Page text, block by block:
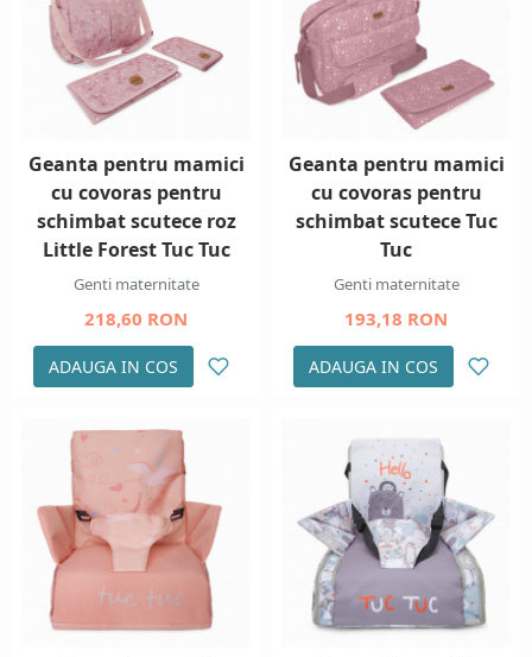
Geanta pentru mamici
cu covoras pentru
schimbat scutece roz
Little Forest Tuc Tuc
Genti maternitate
218,60 RON
ADAUGA IN COS
Geanta pentru mamici
cu covoras pentru
schimbat scutece Tuc
Tuc
Genti maternitate
193,18 RON
ADAUGA IN COS